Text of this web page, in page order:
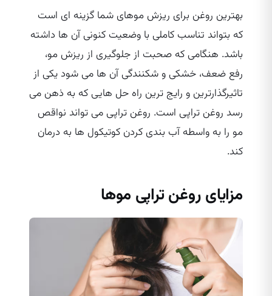
بهترین روغن برای ریزش موهای شما گزینه‌ ای است
که بتواند تناسب کاملی با وضعیت کنونی آن ها داشته
باشد. هنگامی که صحبت از جلوگیری از ریزش مو،
رفع ضعف، خشکی و شکنندگی آن ها می‌ شود یکی از
تاثیرگذارترین و رایج‌ ترین راه حل‌ هایی که به ذهن می‌
رسد روغن تراپی است. روغن تراپی می‌ تواند نواقص
مو را به واسطه آب بندی کردن کوتیکول ها به درمان
کند.
مزایای روغن تراپی موها